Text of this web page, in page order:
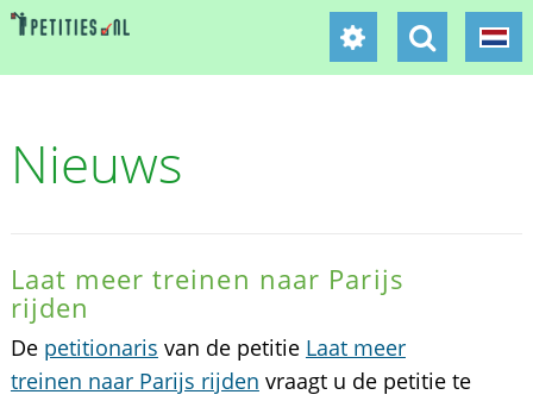
Nieuws
Laat meer treinen naar Parijs
rijden
De petitionaris van de petitie Laat meer
treinen naar Parijs rijden vraagt u de petitie te